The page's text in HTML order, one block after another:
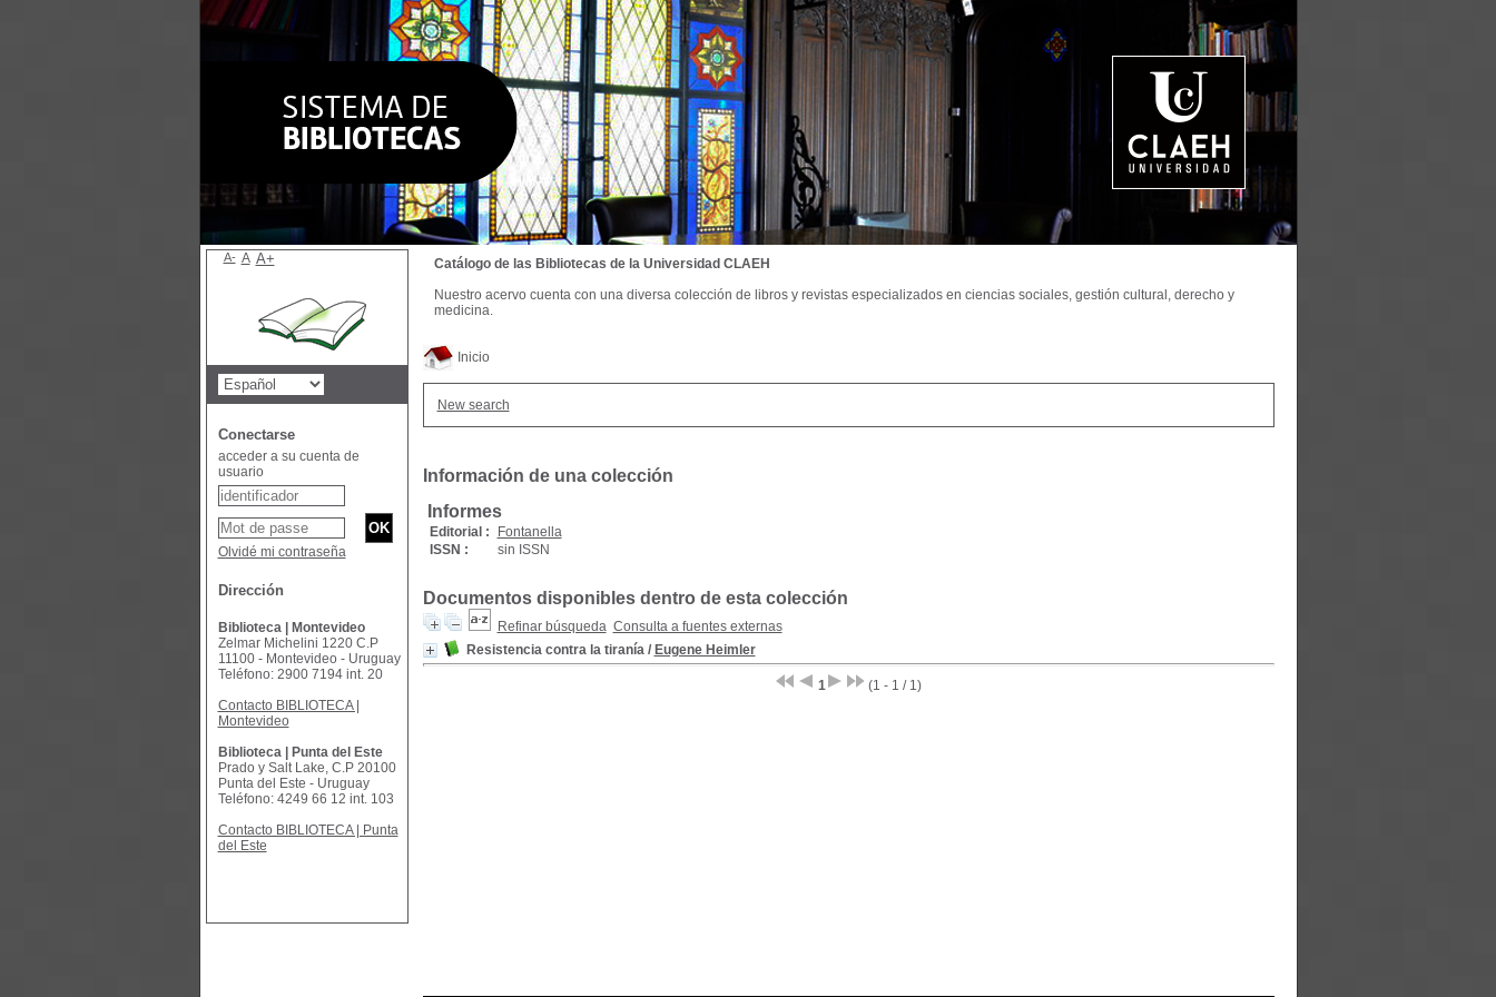
Inicio
New search
Información de una colección
Informes
Editorial :
Fontanella
ISSN :
sin ISSN
Documentos disponibles dentro de esta colección
Refinar búsqueda Consulta a fuentes externas
Resistencia contra la tiranía/ Eugene Heimler
1 (1 - 1 / 1)
Catálogo de las Bibliotecas de la Universidad CLAEH
Nuestro acervo cuenta con una diversa colección de libros y revistas especializados en ciencias sociales, gestión cultural, derecho y
medicina.
A- A A+
Conectarse
acceder a su cuenta de
usuario
Olvidé mi contraseña
Dirección
Biblioteca | Montevideo
Zelmar Michelini 1220 C.P
11100 - Montevideo - Uruguay
Teléfono: 2900 7194 int. 20
Contacto BIBLIOTECA |
Montevideo
Biblioteca | Punta del Este
Prado y Salt Lake, C.P 20100
Punta del Este - Uruguay
Teléfono: 4249 66 12 int. 103
Contacto BIBLIOTECA | Punta
del Este